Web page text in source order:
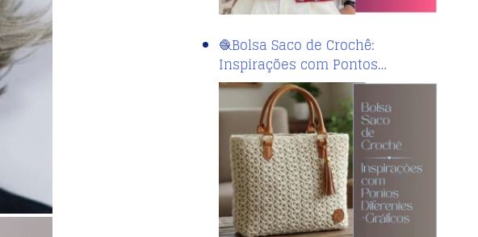
🧶Bolsa Saco de Crochê:
Inspirações com Pontos…